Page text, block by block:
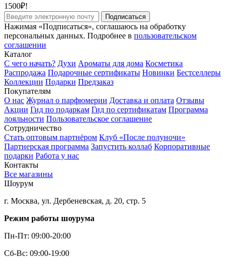
1500₽!
Подписаться
Нажимая «Подписаться», соглашаюсь на обработку
персональных данных. Подробнее в пользовательском
соглашении
Каталог
С чего начать? Духи Ароматы для дома Косметика
Распродажа Подарочные сертификаты Новинки Бестселлеры
Коллекции Подарки Предзаказ
Покупателям
О нас Журнал о парфюмерии Доставка и оплата Отзывы
Акции Гид по подаркам Гид по сертификатам Программа
лояльности Пользовательское соглашение
Сотрудничество
Стать оптовым партнёром Клуб «После полуночи»
Партнерская программа Запустить коллаб Корпоративные
подарки Работа у нас
Контакты
Все магазины
Шоурум
г. Москва, ул. Дербеневская, д. 20, стр. 5
Режим работы шоурума
Пн-Пт: 09:00-20:00
Сб-Вс: 09:00-19:00